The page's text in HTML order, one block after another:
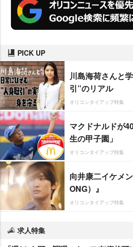
PICK UP
川島海荷さんと
引”のリアル
オリコンタイアップ特集
マクドナルドが
生の甲子園」
オリコンタイアップ特集
向井康二イケメ
ONG）』
オリコンタイアップ特集
求人特集